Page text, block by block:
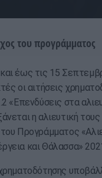
του προγράμματος
έως τις 15
οι αιτήσεις
«Επενδύσεις στα
η αλιευτική τους
Προγράμματος
και Θάλασσα»